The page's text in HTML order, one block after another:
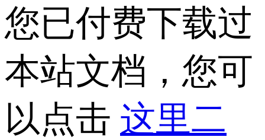
您已付费下载过
本站文档，您可
以点击 这里二